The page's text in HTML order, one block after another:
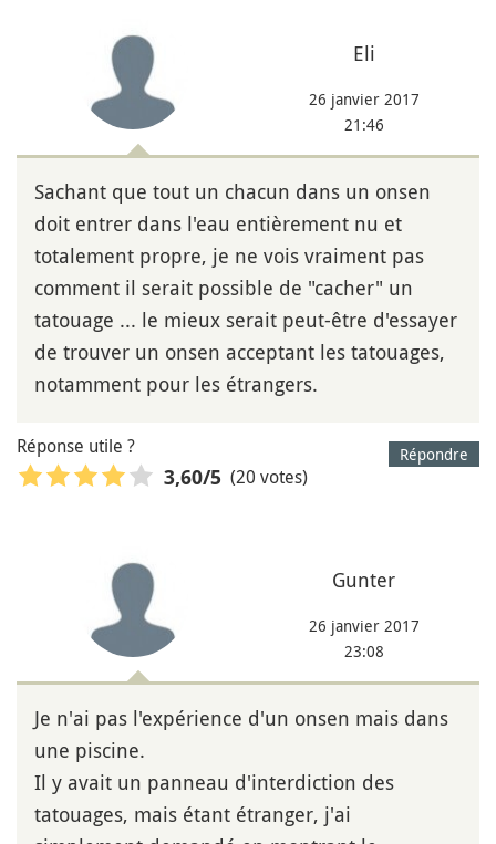
Eli
26 janvier 2017
21:46
Sachant que tout un chacun dans un onsen
doit entrer dans l'eau entièrement nu et
totalement propre, je ne vois vraiment pas
comment il serait possible de "cacher" un
tatouage ... le mieux serait peut-être d'essayer
de trouver un onsen acceptant les tatouages,
notamment pour les étrangers.
Répondre
Réponse utile ?
3,60/5 (20 votes)
Gunter
26 janvier 2017
23:08
Je n'ai pas l'expérience d'un onsen mais dans
une piscine.
Il y avait un panneau d'interdiction des
tatouages, mais étant étranger, j'ai